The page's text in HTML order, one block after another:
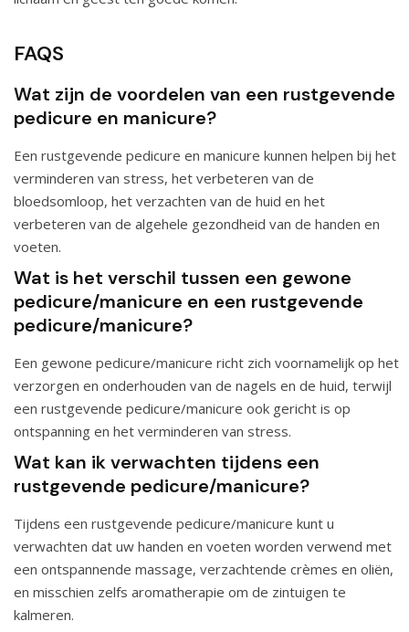
FAQS
Wat zijn de voordelen van een rustgevende
pedicure en manicure?
Een rustgevende pedicure en manicure kunnen helpen bij het
verminderen van stress, het verbeteren van de
bloedsomloop, het verzachten van de huid en het
verbeteren van de algehele gezondheid van de handen en
voeten.
Wat is het verschil tussen een gewone
pedicure/manicure en een rustgevende
pedicure/manicure?
Een gewone pedicure/manicure richt zich voornamelijk op het
verzorgen en onderhouden van de nagels en de huid, terwijl
een rustgevende pedicure/manicure ook gericht is op
ontspanning en het verminderen van stress.
Wat kan ik verwachten tijdens een
rustgevende pedicure/manicure?
Tijdens een rustgevende pedicure/manicure kunt u
verwachten dat uw handen en voeten worden verwend met
een ontspannende massage, verzachtende crèmes en oliën,
en misschien zelfs aromatherapie om de zintuigen te
kalmeren.